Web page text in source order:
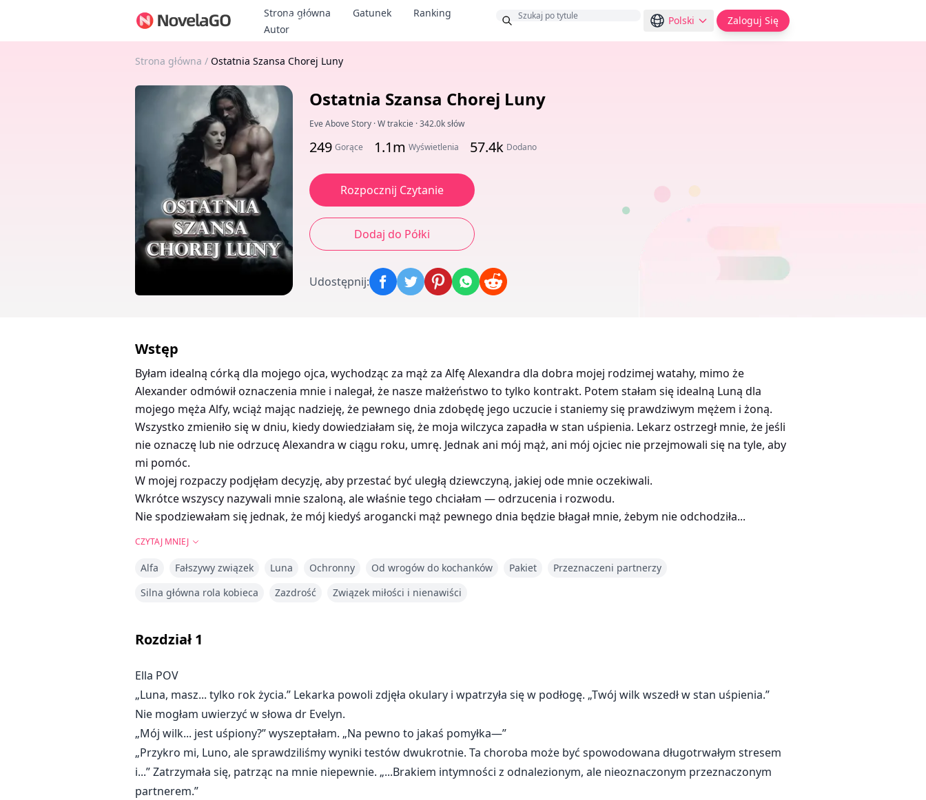
Strona główna Gatunek
Ranking
Autor
Bonus Polski Zaloguj Się
Strona główna / Ostatnia Szansa Chorej Luny
Ostatnia Szansa Chorej Luny
Eve Above Story ·W trakcie ·342.0k słów
249 Gorące 1.1m Wyświetlenia 57.4k Dodano
Rozpocznij Czytanie
Dodaj do Półki
Udostępnij:
Wstęp
Byłam idealną córką dla mojego ojca, wychodząc za mąż za Alfę Alexandra dla dobra mojej rodzimej watahy, mimo że
Alexander odmówił oznaczenia mnie i nalegał, że nasze małżeństwo to tylko kontrakt. Potem stałam się idealną Luną dla
mojego męża Alfy, wciąż mając nadzieję, że pewnego dnia zdobędę jego uczucie i staniemy się prawdziwym mężem i żoną.
Wszystko zmieniło się w dniu, kiedy dowiedziałam się, że moja wilczyca zapadła w stan uśpienia. Lekarz ostrzegł mnie, że jeśli
nie oznaczę lub nie odrzucę Alexandra w ciągu roku, umrę. Jednak ani mój mąż, ani mój ojciec nie przejmowali się na tyle, aby
mi pomóc.
W mojej rozpaczy podjęłam decyzję, aby przestać być uległą dziewczyną, jakiej ode mnie oczekiwali.
Wkrótce wszyscy nazywali mnie szaloną, ale właśnie tego chciałam — odrzucenia i rozwodu.
Nie spodziewałam się jednak, że mój kiedyś arogancki mąż pewnego dnia będzie błagał mnie, żebym nie odchodziła...
CZYTAJ MNIEJ
Alfa Fałszywy związek Luna Ochronny Od wrogów do kochanków Pakiet
Przeznaczeni partnerzy
Silna główna rola kobieca
Zazdrość Związek miłości i nienawiści
Rozdział1
Ella POV
„Luna, masz... tylko rok życia.” Lekarka powoli zdjęła okulary i wpatrzyła się w podłogę. „Twój wilk wszedł w stan uśpienia.”
Nie mogłam uwierzyć w słowa dr Evelyn.
„Mój wilk... jest uśpiony?” wyszeptałam. „Na pewno to jakaś pomyłka—”
„Przykro mi, Luno, ale sprawdziliśmy wyniki testów dwukrotnie. Ta choroba może być spowodowana długotrwałym stresem
i...” Zatrzymała się, patrząc na mnie niepewnie. „...Brakiem intymności z odnalezionym, ale nieoznaczonym przeznaczonym
partnerem.”